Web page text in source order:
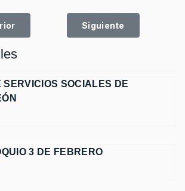
anterior: COMISIÓN DEL CEESCYL
Artículo siguiente:
Siguiente
SERVICIOS SOCIALES DE
3 DE FEBRERO